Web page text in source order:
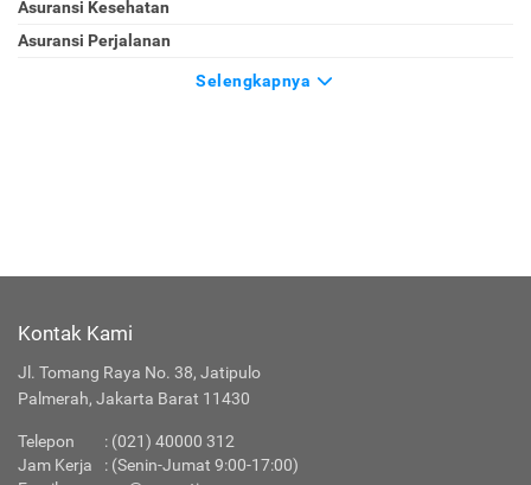
Asuransi Kesehatan
Asuransi Perjalanan
Selengkapnya
Kontak Kami
Jl. Tomang Raya No. 38, Jatipulo
Palmerah, Jakarta Barat 11430
Telepon : (021) 40000 312
Jam Kerja
: (Senin-Jumat 9:00-17:00)